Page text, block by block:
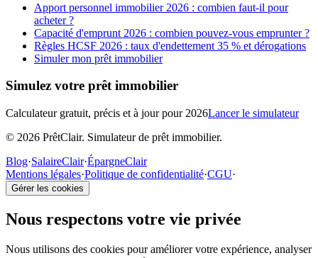
Apport personnel immobilier 2026 : combien faut-il pour
acheter ?
Capacité d'emprunt 2026 : combien pouvez-vous emprunter ?
Règles HCSF 2026 : taux d'endettement 35 % et dérogations
Simuler mon prêt immobilier
Simulez votre prêt immobilier
Calculateur gratuit, précis et à jour pour 2026Lancer le simulateur
© 2026 PrêtClair. Simulateur de prêt immobilier.
Blog·SalaireClair·ÉpargneClair
Mentions légales·Politique de confidentialité·CGU·
Gérer les cookies
Nous respectons votre vie privée
Nous utilisons des cookies pour améliorer votre expérience, analyser